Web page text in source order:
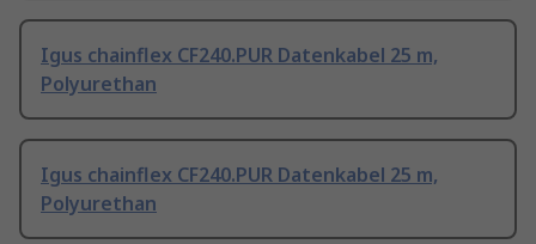
Igus chainflex CF240.PUR Datenkabel 25 m,
Polyurethan
Igus chainflex CF240.PUR Datenkabel 25 m,
Polyurethan